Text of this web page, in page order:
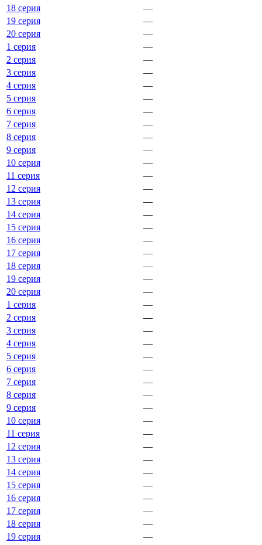
18 серия
—
19 серия
—
20 серия
—
1 серия
—
2 серия
—
3 серия
—
4 серия
—
5 серия
—
6 серия
—
7 серия
—
8 серия
—
9 серия
—
10 серия
—
11 серия
—
12 серия
—
13 серия
—
14 серия
—
15 серия
—
16 серия
—
17 серия
—
18 серия
—
19 серия
—
20 серия
—
1 серия
—
2 серия
—
3 серия
—
4 серия
—
5 серия
—
6 серия
—
7 серия
—
8 серия
—
9 серия
—
10 серия
—
11 серия
—
12 серия
—
13 серия
—
14 серия
—
15 серия
—
16 серия
—
17 серия
—
18 серия
—
19 серия
—